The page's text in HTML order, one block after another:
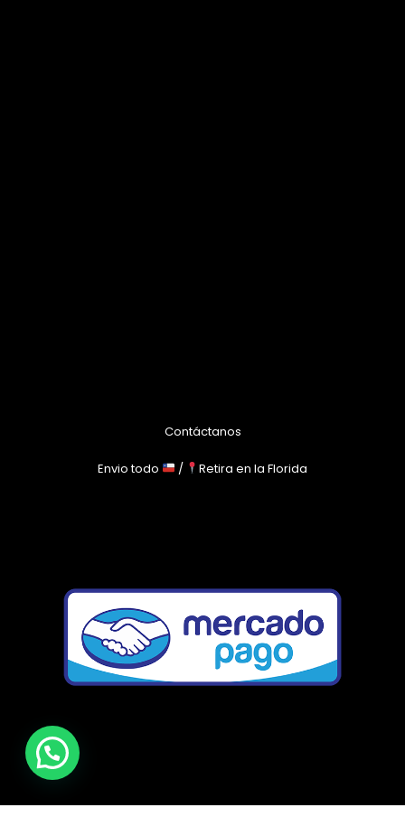
Contáctanos
Envio todo / Retira en la Florida